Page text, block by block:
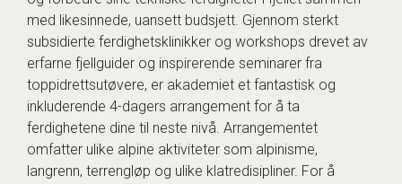
med likesinnede, uansett budsjett. Gjennom sterkt
subsidierte ferdighetsklinikker og workshops drevet av
erfarne fjellguider og inspirerende seminarer fra
toppidrettsutøvere, er akademiet et fantastisk og
inkluderende 4-dagers arrangement for å ta
ferdighetene dine til neste nivå. Arrangementet
omfatter ulike alpine aktiviteter som alpinisme,
langrenn, terrengløp og ulike klatredisipliner. For å